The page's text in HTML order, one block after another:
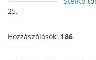
25.
Hozzászólások: 186